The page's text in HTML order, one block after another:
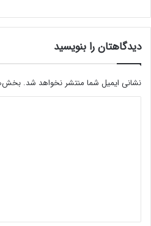
دیدگاهتان را بنویسید
نشانی ایمیل شما منتشر نخواهد شد.